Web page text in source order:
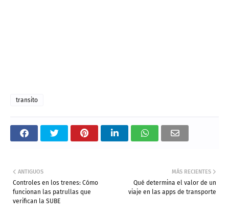
transito
MÁS RECIENTES
Qué determina el valor de un
viaje en las apps de transporte
ANTIGUOS
Controles en los trenes: Cómo
funcionan las patrullas que
verifican la SUBE